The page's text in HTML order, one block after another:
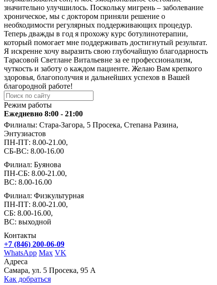
значительно улучшилось. Поскольку мигрень – заболевание
хроническое, мы с доктором приняли решение о
необходимости регулярных поддерживающих процедур.
Теперь дважды в год я прохожу курс ботулинотерапии,
который помогает мне поддерживать достигнутый результат.
Я искренне хочу выразить свою глубочайшую благодарность
Тарасовой Светлане Витальевне за ее профессионализм,
чуткость и заботу о каждом пациенте. Желаю Вам крепкого
здоровья, благополучия и дальнейших успехов в Вашей
благородной работе!
Режим работы
Ежедневно 8:00 - 21:00
Филиалы: Стара-Загора, 5 Просека, Степана Разина,
Энтузиастов
ПН-ПТ: 8.00-21.00,
СБ-ВС: 8.00-16.00
Филиал: Буянова
ПН-СБ: 8.00-21.00,
ВС: 8.00-16.00
Филиал: Физкультурная
ПН-ПТ: 8.00-21.00,
СБ: 8.00-16.00,
ВС: выходной
Контакты
+7 (846) 200-06-09
WhatsApp Max VK
Адреса
Самара, ул. 5 Просека, 95 А
Как добраться